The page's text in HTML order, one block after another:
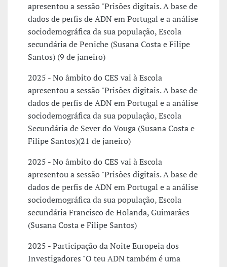
apresentou a sessão "Prisões digitais. A base de
dados de perfis de ADN em Portugal e a análise
sociodemográfica da sua população, Escola
secundária de Peniche (Susana Costa e Filipe
Santos) (9 de janeiro)
2025 - No âmbito do CES vai à Escola
apresentou a sessão "Prisões digitais. A base de
dados de perfis de ADN em Portugal e a análise
sociodemográfica da sua população, Escola
Secundária de Sever do Vouga (Susana Costa e
Filipe Santos)(21 de janeiro)
2025 - No âmbito do CES vai à Escola
apresentou a sessão "Prisões digitais. A base de
dados de perfis de ADN em Portugal e a análise
sociodemográfica da sua população, Escola
secundária Francisco de Holanda, Guimarães
(Susana Costa e Filipe Santos)
2025 - Participação da Noite Europeia dos
Investigadores "O teu ADN também é uma